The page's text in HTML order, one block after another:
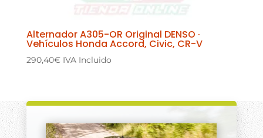
Alternador A305-OR Original DENSO ·
Vehículos Honda Accord, Civic, CR-V
290,40€ IVA Incluido